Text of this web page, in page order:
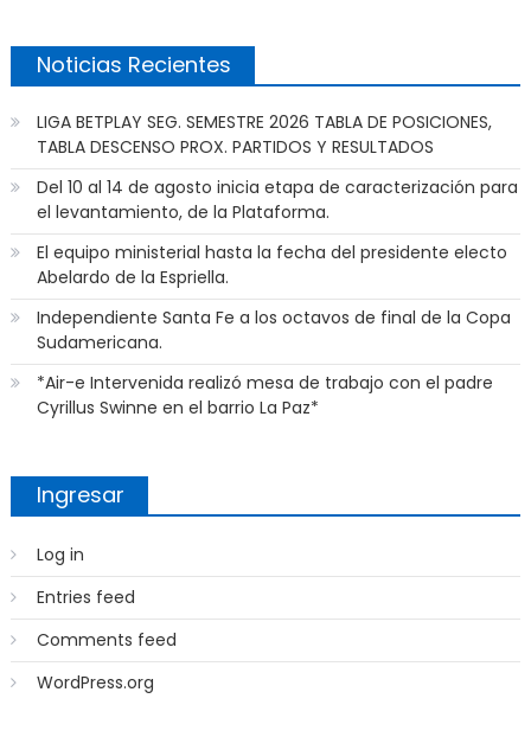
Noticias Recientes
LIGA BETPLAY SEG. SEMESTRE 2026 TABLA DE POSICIONES,
TABLA DESCENSO PROX. PARTIDOS Y RESULTADOS
Del 10 al 14 de agosto inicia etapa de caracterización para
el levantamiento, de la Plataforma.
El equipo ministerial hasta la fecha del presidente electo
Abelardo de la Espriella.
Independiente Santa Fe a los octavos de final de la Copa
Sudamericana.
*Air-e Intervenida realizó mesa de trabajo con el padre
Cyrillus Swinne en el barrio La Paz*
Ingresar
Log in
Entries feed
Comments feed
WordPress.org